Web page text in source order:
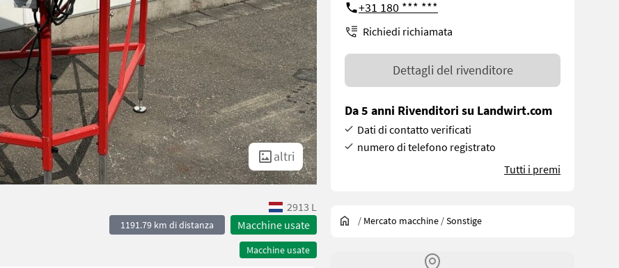
altri
2913 L
1191.79 km di distanza Macchine usate
Macchine usate
+31 180 *** ***
Richiedi richiamata
Dettagli del rivenditore
Da 5 anni Rivenditori su Landwirt.com
Dati di contatto verificati
numero di telefono registrato
Tutti i premi
/ Mercato macchine /Sonstige